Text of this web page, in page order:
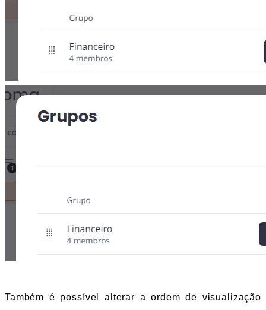
Também é possível alterar a ordem de visualização